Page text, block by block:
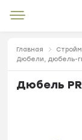
Главная
Дюбели, дюбель-
Дюбель